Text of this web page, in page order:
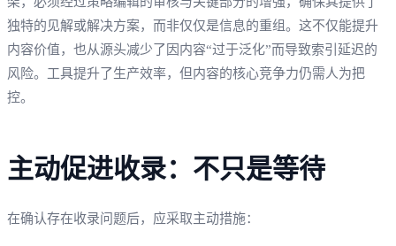
独特的见解或解决方案，而非仅仅是信息的重组。这不仅能提升
内容价值，也从源头减少了因内容“过于泛化”而导致索引延迟的
风险。工具提升了生产效率，但内容的核心竞争力仍需人为把
控。
主动促进收录：不只是等待
在确认存在收录问题后，应采取主动措施：